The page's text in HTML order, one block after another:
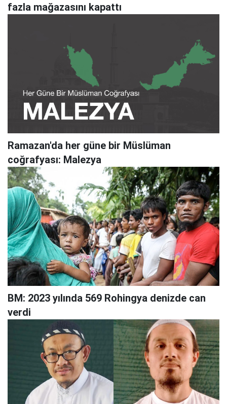
fazla mağazasını kapattı
Ramazan'da her güne bir Müslüman
coğrafyası: Malezya
BM: 2023 yılında 569 Rohingya denizde can
verdi